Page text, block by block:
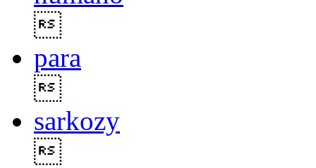
para
sarkozy